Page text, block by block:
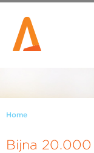
Home
Bijna